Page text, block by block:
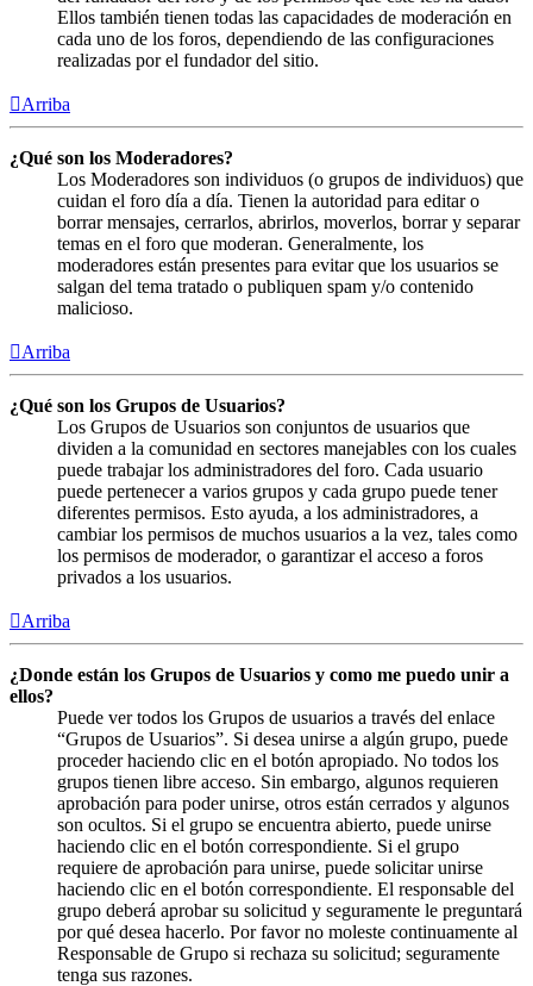
Ellos también tienen todas las capacidades de moderación en
cada uno de los foros, dependiendo de las configuraciones
realizadas por el fundador del sitio.
Arriba
¿Qué son los Moderadores?
Los Moderadores son individuos (o grupos de individuos) que
cuidan el foro día a día. Tienen la autoridad para editar o
borrar mensajes, cerrarlos, abrirlos, moverlos, borrar y separar
temas en el foro que moderan. Generalmente, los
moderadores están presentes para evitar que los usuarios se
salgan del tema tratado o publiquen spam y/o contenido
malicioso.
Arriba
¿Qué son los Grupos de Usuarios?
Los Grupos de Usuarios son conjuntos de usuarios que
dividen a la comunidad en sectores manejables con los cuales
puede trabajar los administradores del foro. Cada usuario
puede pertenecer a varios grupos y cada grupo puede tener
diferentes permisos. Esto ayuda, a los administradores, a
cambiar los permisos de muchos usuarios a la vez, tales como
los permisos de moderador, o garantizar el acceso a foros
privados a los usuarios.
Arriba
¿Donde están los Grupos de Usuarios y como me puedo unir a
ellos?
Puede ver todos los Grupos de usuarios a través del enlace
“Grupos de Usuarios”. Si desea unirse a algún grupo, puede
proceder haciendo clic en el botón apropiado. No todos los
grupos tienen libre acceso. Sin embargo, algunos requieren
aprobación para poder unirse, otros están cerrados y algunos
son ocultos. Si el grupo se encuentra abierto, puede unirse
haciendo clic en el botón correspondiente. Si el grupo
requiere de aprobación para unirse, puede solicitar unirse
haciendo clic en el botón correspondiente. El responsable del
grupo deberá aprobar su solicitud y seguramente le preguntará
por qué desea hacerlo. Por favor no moleste continuamente al
Responsable de Grupo si rechaza su solicitud; seguramente
tenga sus razones.